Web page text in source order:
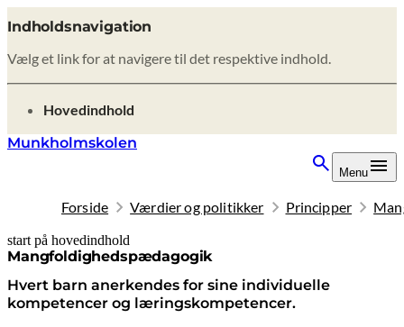
Indholdsnavigation
Vælg et link for at navigere til det respektive indhold.
gå til
Hovedindhold
Munkholmskolen
Menu
Forside Værdier og politikker Principper
start på hovedindhold
Mangfoldighedspædagogik
Hvert barn anerkendes for sine individuelle
kompetencer og læringskompetencer.
senest opdateret 9. februar 2026